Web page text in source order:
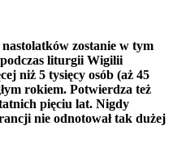
nastolatków zostanie w tym
liturgii Wigilii
niż 5 tysięcy osób (aż 45
rokiem. Potwierdza też
pięciu lat. Nigdy
nie odnotował tak dużej